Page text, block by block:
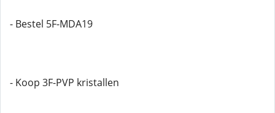
- Bestel 5F-MDA19
- Koop 3F-PVP kristallen